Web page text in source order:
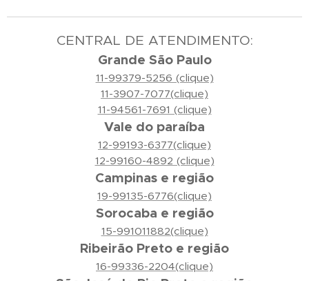
CENTRAL DE ATENDIMENTO:
Grande São Paulo
11-99379-5256 (clique)
11-3907-7077(clique)
11-94561-7691 (clique)
Vale do paraíba
12-99193-6377(clique)
12-99160-4892 (clique)
Campinas e região
19-99135-6776(clique)
Sorocaba e região
15-991011882(clique)
Ribeirão Preto e região
16-99336-2204(clique)